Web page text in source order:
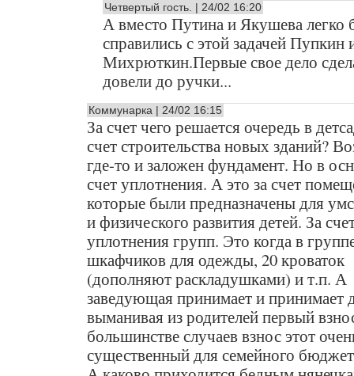
Четвертый гость. | 24/02 16:20
А вместо Путина и Якушева легко
справились с этой задачей Пупкин
Михрюткин.Первые свое дело
довели до ручки...
Коммунарка | 24/02 16:15
За счет чего решается очередь в
счет строительства новых зданий?
где-то и заложен фундамент. Но в
счет уплотнения. А это за счет
которые были предназначены для
и физического развития детей. За
уплотнения групп. Это когда в
шкафчиков для одежды, 20 кроваток
(дополняют раскладушками) и т.п. А
заведующая принимает и принимает
выманивая из родителей первый
большинстве случаев взнос этот
существенный для семейного